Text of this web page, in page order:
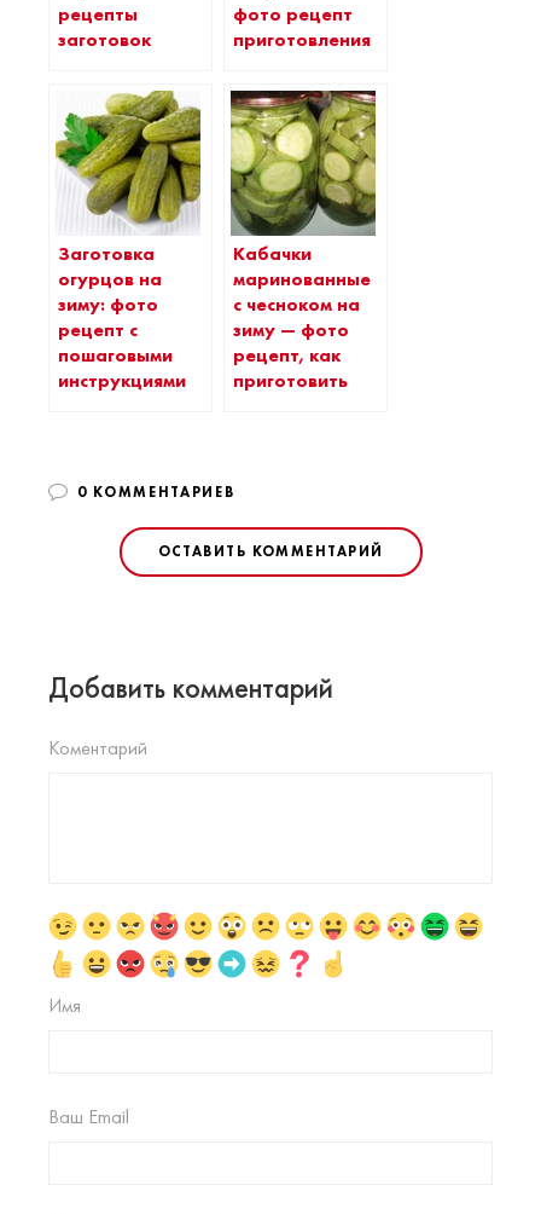
рецепты
заготовок
фото рецепт
приготовления
Заготовка
огурцов на
зиму: фото
рецепт с
пошаговыми
инструкциями
Кабачки
маринованные
с чесноком на
зиму — фото
рецепт, как
приготовить
0 КОММЕНТАРИЕВ
ОСТАВИТЬ КОММЕНТАРИЙ
Добавить комментарий
Коментарий
Имя
Ваш Email